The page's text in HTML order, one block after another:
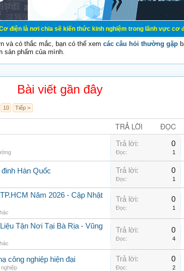
chia sẽ kiến thức kinh nghiệm trong lãnh vực cơ điện,
và có thắc mắc, bạn có thể xem các câu hỏi thường gặp
sản phẩm của mình.
Bài viết gần đây
10 Tiếp >
TRẢ LỜI ĐỌC
Trả lời: 0
Đọc: 1
Hàn Quốc Trả lời: 0
Đọc: 1
Năm 2026 - Cập Nhật
Trả lời: 0
Đọc: 1
Tận Nơi Tại Bà Rịa - Vũng
Trả lời: 0
Đọc: 4
công nghiệp hiện đại Trả lời: 0
Đọc: 2